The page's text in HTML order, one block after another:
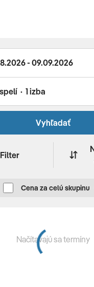
Vyhľadať
Filter
Cena za celú skupinu
Načítavajú sa termíny